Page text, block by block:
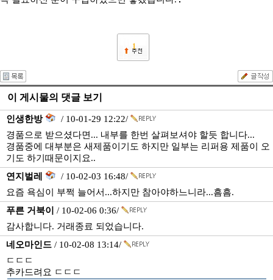
1
이 게시물의 댓글 보기
인생한방
/ 10-01-29 12:22/
경품으로 받으셨다면... 내부를 한번 살펴보셔야 할듯 합니다...
경품중에 대부분은 새제품이기도 하지만 일부는 리퍼용 제품이 오
기도 하기때문이지요..
연지벌레
/ 10-02-03 16:48/
요즘 욕심이 부쩍 늘어서...하지만 참아야하느니라...흠흠.
푸른 거북이
/ 10-02-06 0:36/
감사합니다. 거래종료 되었습니다.
네오마인드 / 10-02-08 13:14/
ㄷㄷㄷ
추카드려요 ㄷㄷㄷ